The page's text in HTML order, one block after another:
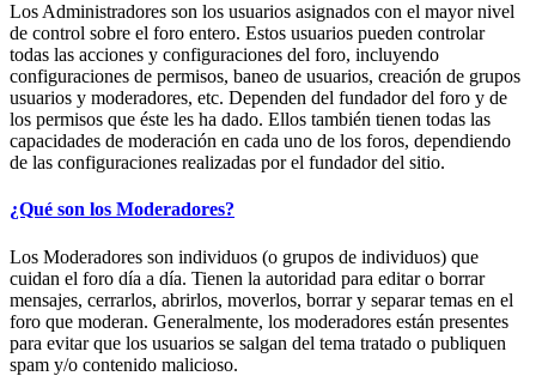
Los Administradores son los usuarios asignados con el mayor nivel
de control sobre el foro entero. Estos usuarios pueden controlar
todas las acciones y configuraciones del foro, incluyendo
configuraciones de permisos, baneo de usuarios, creación de grupos
usuarios y moderadores, etc. Dependen del fundador del foro y de
los permisos que éste les ha dado. Ellos también tienen todas las
capacidades de moderación en cada uno de los foros, dependiendo
de las configuraciones realizadas por el fundador del sitio.
¿Qué son los Moderadores?
Los Moderadores son individuos (o grupos de individuos) que
cuidan el foro día a día. Tienen la autoridad para editar o borrar
mensajes, cerrarlos, abrirlos, moverlos, borrar y separar temas en el
foro que moderan. Generalmente, los moderadores están presentes
para evitar que los usuarios se salgan del tema tratado o publiquen
spam y/o contenido malicioso.